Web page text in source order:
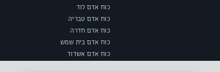
כוח אדם לוד
כוח אדם טבריה
כוח אדם חדרה
כוח אדם בית שמש
כוח אדם אשדוד